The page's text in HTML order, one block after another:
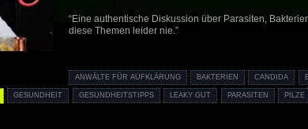
“Eine authentische Diskussion über Parasiten,
diese Themen leider nie.”
ANWÄLTE FÜR AUFKLÄRUNG BAKTERIEN CANDIDA
GESUNDHEIT GESUNDHEITSTIPPS LEAKY GUT PARASITEN PILZE